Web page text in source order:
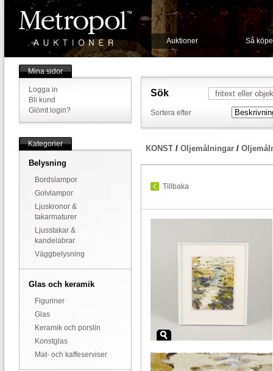
Auktioner Så
Mina sidor
Logga in
Bli kund
Glömt login?
Kategorier
Belysning
Bordslampor
Golvlampor
Ljuskronor &
takarmaturer
Ljusstakar &
kandelabrar
Väggbelysning
Glas och keramik
Figuriner
Glas
Keramik och porslin
Konstglas
Mat- och kaffeserviser
Sök
Sortera efter
KONST / Oljemålningar /
Tillbaka